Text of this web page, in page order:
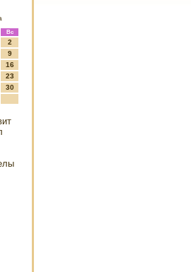
Вс
2
9
16
23
30